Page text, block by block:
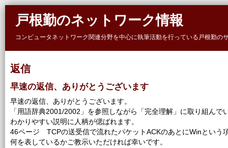
戸根勤のネットワーク情報
コンピュータネットワーク関連分野を中心に執筆活動を行っている戸根勤
返信
早速の返信、ありがとうございます
早速の返信、ありがとうございます。
「用語辞典2001/2002」を参照しながら「完全理解」に取り組んで
わかりやすい説明に人柄が偲ばれます。
46ページ TCPの送受信で流れたパケットACKのあとにWinという
何を表しているかご教示いただければ幸いです。